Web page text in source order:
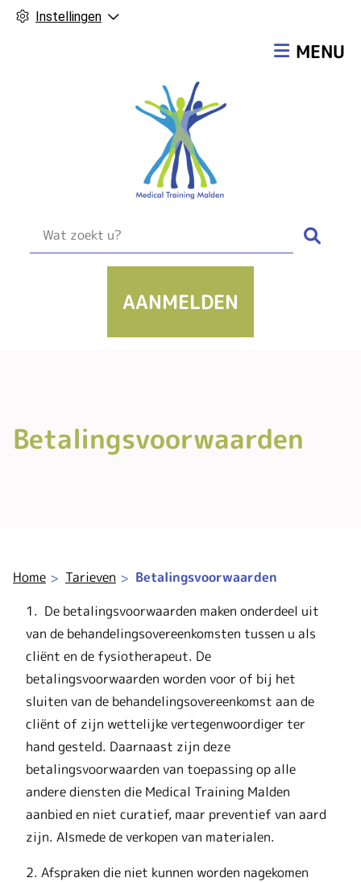
Instellingen
MENU
AANMELDEN
Home Tarieven Betalingsvoorwaarden
Betalingsvoorwaarden
1. De betalingsvoorwaarden maken onderdeel uit
van de behandelingsovereenkomsten tussen u als
cliënt en de fysiotherapeut. De
betalingsvoorwaarden worden voor of bij het
sluiten van de behandelingsovereenkomst aan de
cliënt of zijn wettelijke vertegenwoordiger ter
hand gesteld. Daarnaast zijn deze
betalingsvoorwaarden van toepassing op alle
andere diensten die Medical Training Malden
aanbied en niet curatief, maar preventief van aard
zijn. Alsmede de verkopen van materialen.
2. Afspraken die niet kunnen worden nagekomen